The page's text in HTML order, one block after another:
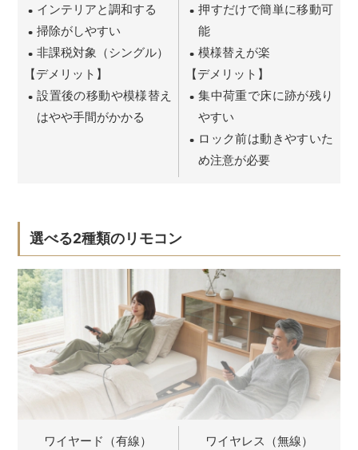
インテリアと調和する
掃除がしやすい
非課税対象（シングル）
【デメリット】
設置後の移動や模様替え
はやや手間がかかる
押すだけで簡単に移動可
能
模様替えが楽
【デメリット】
集中荷重で床に跡が残り
やすい
ロック前は動きやすいた
め注意が必要
選べる2種類のリモコン
ワイヤード（有線） ワイヤレス（無線）